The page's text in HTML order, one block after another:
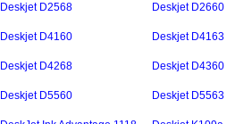
Deskjet D2568 Deskjet D2660
Deskjet D4160 Deskjet D4163
Deskjet D4268 Deskjet D4360
Deskjet D5560 Deskjet D5563